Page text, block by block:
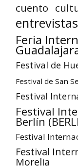
cuento
entrevistas
Feria
Festival de
Festival de San
Festival
Festival
Berlín
Festival
Festival
Morelia